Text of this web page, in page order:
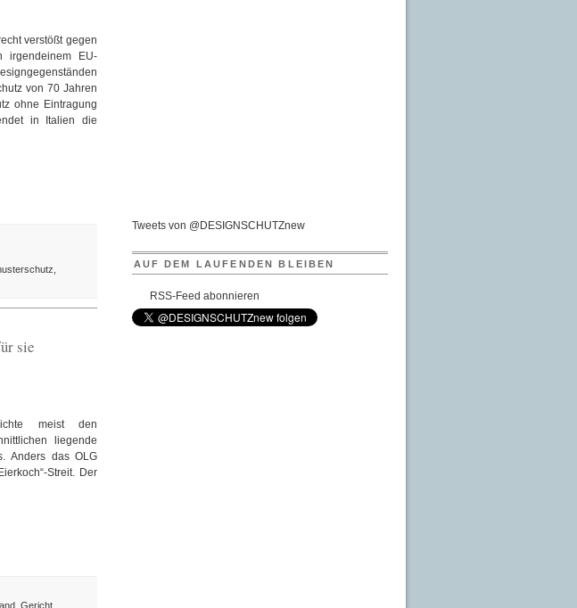
verstößt gegen
irgendeinem EU-
von 70 Jahren
ohne Eintragung
in Italien die
,
sie
meist den
liegende
Anders das OLG
Streit. Der
, Gericht,
Tweets von @DESIGNSCHUTZnew
AUF DEM LAUFENDEN BLEIBEN
RSS-Feed abonnieren